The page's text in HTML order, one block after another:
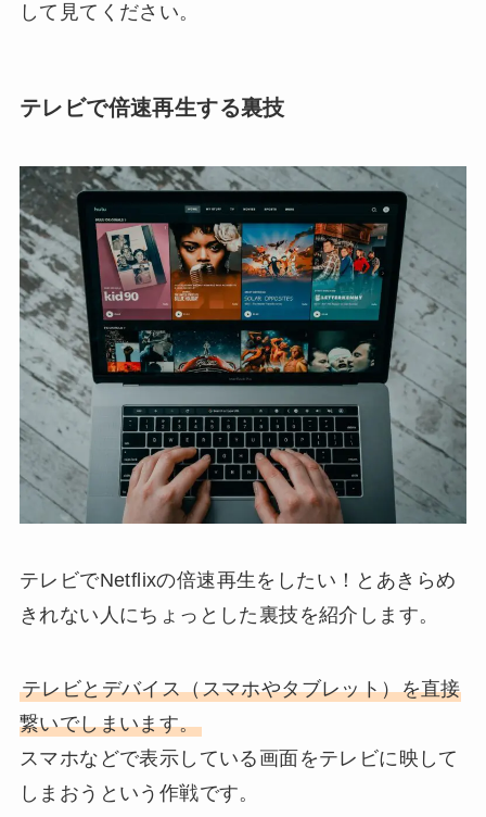
して見てください。
テレビで倍速再生する裏技
テレビでNetflixの倍速再生をしたい！とあきらめ
きれない人にちょっとした裏技を紹介します。
テレビとデバイス（スマホやタブレット）を直接
繋いでしまいます。
スマホなどで表示している画面をテレビに映して
しまおうという作戦です。